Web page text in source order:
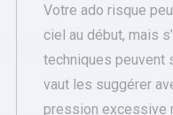
Votre ado risque
ciel au début, mais
techniques peuvent
vaut les suggérer
pression excessive